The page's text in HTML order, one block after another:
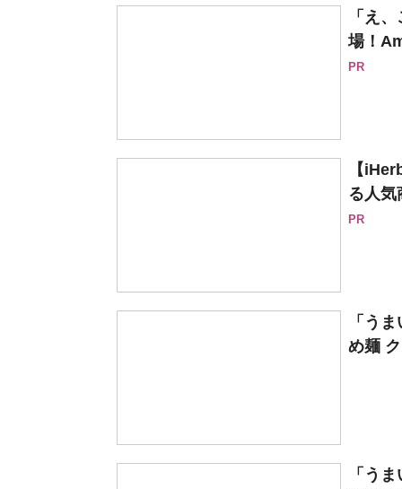
「え
場！
PR
【
る人気
PR
「う
め麺
「う